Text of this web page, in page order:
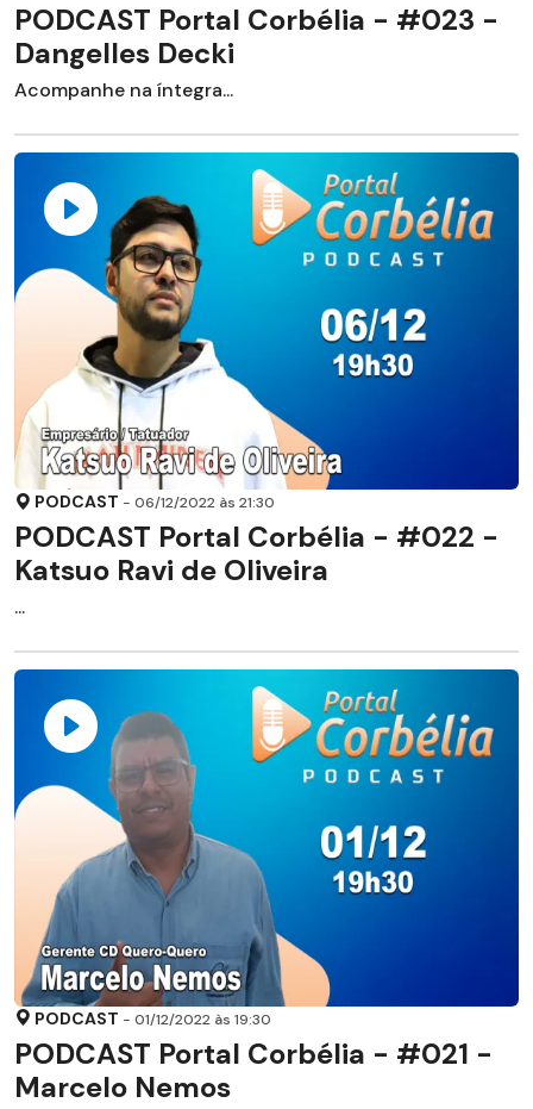
PODCAST Portal Corbélia - #023 -
Dangelles Decki
Acompanhe na íntegra...
PODCAST - 06/12/2022 às 21:30
PODCAST Portal Corbélia - #022 -
Katsuo Ravi de Oliveira
...
PODCAST - 01/12/2022 às 19:30
PODCAST Portal Corbélia - #021 -
Marcelo Nemos